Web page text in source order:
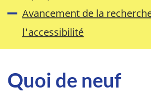
Avancement de la
l'accessibilité
Quoi de neuf